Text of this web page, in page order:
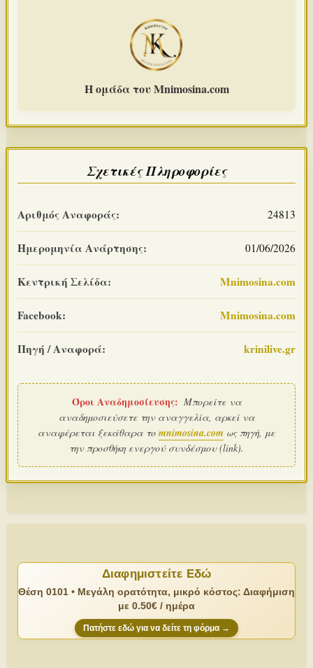
Η ομάδα του Mnimosina.com
Σχετικές Πληροφορίες
Αριθμός Αναφοράς: 24813
Ημερομηνία Ανάρτησης: 01/06/2026
Κεντρική Σελίδα: Mnimosina.com
Facebook: Mnimosina.com
Πηγή / Αναφορά: krinilive.gr
Όροι Αναδημοσίευσης: Μπορείτε να
αναδημοσιεύσετε την αναγγελία, αρκεί να
αναφέρεται ξεκάθαρα το mnimosina.com ως πηγή, με
την προσθήκη ενεργού συνδέσμου (link).
Διαφημιστείτε Εδώ
Θέση 0101 • Μεγάλη ορατότητα, μικρό κόστος: Διαφήμιση
με 0.50€ / ημέρα
Πατήστε εδώ για να δείτε τη φόρμα →